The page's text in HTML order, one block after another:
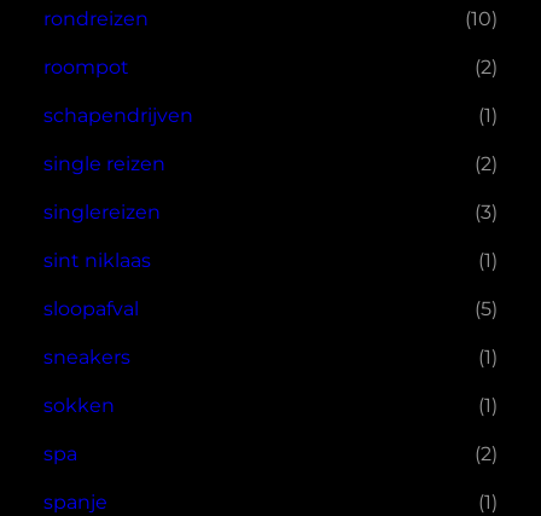
rondreizen (10)
roompot (2)
schapendrijven (1)
single reizen (2)
singlereizen (3)
sint niklaas (1)
sloopafval (5)
sneakers (1)
sokken (1)
spa (2)
spanje (1)